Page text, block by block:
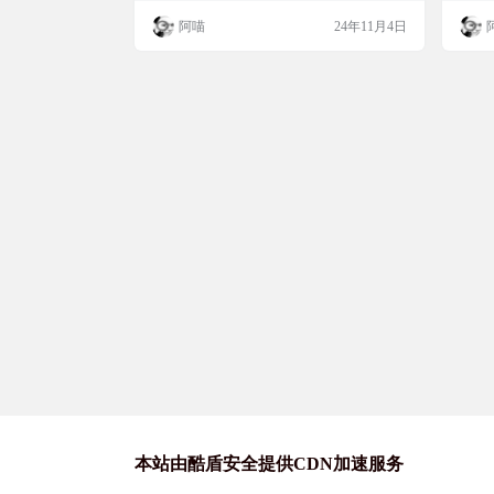
邮箱中转站、小飞机盘、亿方云、123云盘
等，能够将网盘分享下载链接转化为直链，
阿喵 24年11月4日
下载
件、
本站由酷盾安全提供CDN加速服务